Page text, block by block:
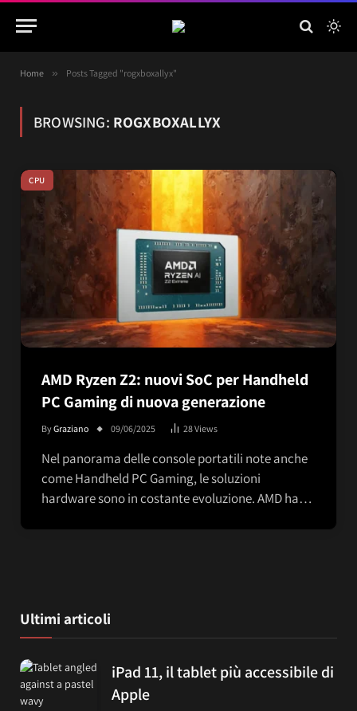
Home » Posts Tagged "rogxboxallyx"
BROWSING: ROGXBOXALLYX
CPU
AMD Ryzen Z2: nuovi SoC per Handheld
PC Gaming di nuova generazione
ByGraziano 09/06/2025 28Views
Nel panorama delle console portatili note anche
come Handheld PC Gaming, le soluzioni
hardware sono in costante evoluzione. AMD ha…
Ultimi articoli
iPad 11, il tablet più accessibile di
Apple